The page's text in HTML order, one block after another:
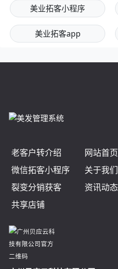
美业拓客小程序
美业拓客app
老客户转介绍
网站首页
微信拓客小程序
关于我们
裂变分销获客
资讯动态
共享店铺